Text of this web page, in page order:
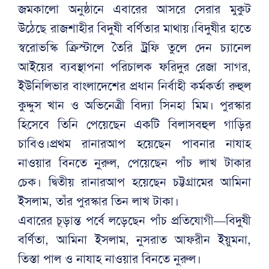
জমকালো অনুষ্ঠানে এবারের আসরে সেরার মুকুট
উঠেছে রাজশাহীর বিদুষী বর্ণিতার মাথায়।বিদুষীর হাতে
স্বরোভস্কি ক্রিস্টালে তৈরি ট্রফি তুলে দেন চ্যানেল
আইয়ের ব্যবস্থাপনা পরিচালক ফরিদুর রেজা সাগর,
ইউনিলিভার বাংলাদেশের প্রধান নির্বাহী কর্মকর্তা রুহুল
কুদ্দুস খান ও অভিনেত্রী বিদ্যা সিনহা মিম। পুরস্কার
হিসেবে তিনি পেয়েছেন একটি বিলাসবহুল গাড়ির
চাবিও।প্রথম রানারআপ হয়েছেন পাবনার নাযাহ
নাওয়ার বিনতে নুরুল, পেয়েছেন পাঁচ লাখ টাকার
চেক। দ্বিতীয় রানারআপ হয়েছেন চট্টগ্রামের আমিনা
ইসলাম, তাঁর পুরস্কার তিন লাখ টাকা।
এবারের চূড়ান্ত পর্বে লড়েছেন পাঁচ প্রতিযোগী—বিদুষী
বর্ণিতা, আমিনা ইসলাম, নুসরাত আফরীন ইয়ুমনা,
তিস্তা পাল ও নাযাহ নাওয়ার বিনতে নুরুল।